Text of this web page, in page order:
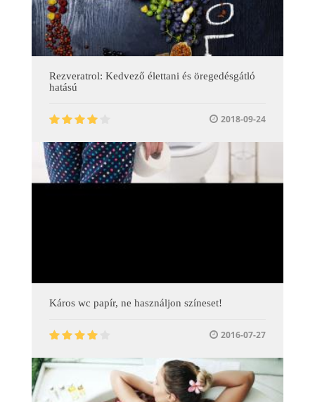
Rezveratrol: Kedvező élettani és öregedésgátló
hatású
2018-09-24
Káros wc papír, ne használjon színeset!
2016-07-27